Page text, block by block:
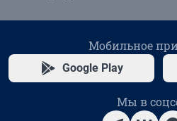
Мобильное
Google Play
Мы в